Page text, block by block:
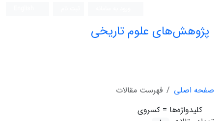
پژوهش‌های علوم تاریخی
صفحه اصلی
فهرست مقالات
کلیدواژه‌ها = کسروی